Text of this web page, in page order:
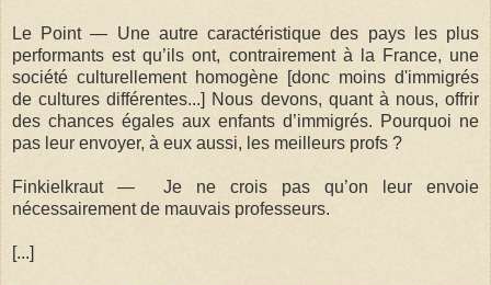
Le Point — Une autre caractéristique des pays les plus
performants est qu’ils ont, contrairement à la France, une
société culturellement homogène [donc moins d'immigrés
de cultures différentes...] Nous devons, quant à nous, offrir
des chances égales aux enfants d’immigrés. Pourquoi ne
pas leur envoyer, à eux aussi, les meilleurs profs ?
Finkielkraut — Je ne crois pas qu’on leur envoie
nécessairement de mauvais professeurs.
[...]